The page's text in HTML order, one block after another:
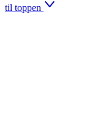
til toppen